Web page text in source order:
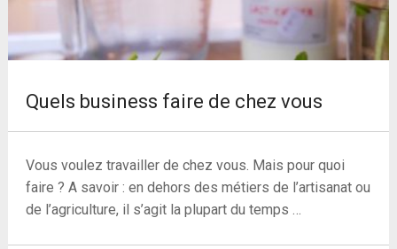
Quels business faire de chez vous
Vous voulez travailler de chez vous. Mais pour quoi
faire ? A savoir : en dehors des métiers de l’artisanat ou
de l’agriculture, il s’agit la plupart du temps …